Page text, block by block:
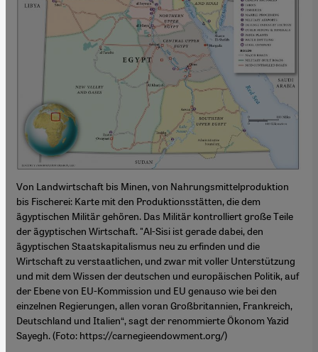
Von Landwirtschaft bis Minen, von Nahrungsmittelproduktion
bis Fischerei: Karte mit den Produktionsstätten, die dem
ägyptischen Militär gehören. Das Militär kontrolliert große Teile
der ägyptischen Wirtschaft. "Al-Sisi ist gerade dabei, den
ägyptischen Staatskapitalismus neu zu erfinden und die
Wirtschaft zu verstaatlichen, und zwar mit voller Unterstützung
und mit dem Wissen der deutschen und europäischen Politik, auf
der Ebene von EU-Kommission und EU genauso wie bei den
einzelnen Regierungen, allen voran Großbritannien, Frankreich,
Deutschland und Italien“, sagt der renommierte Ökonom Yazid
Sayegh. (Foto: https://carnegieendowment.org/)